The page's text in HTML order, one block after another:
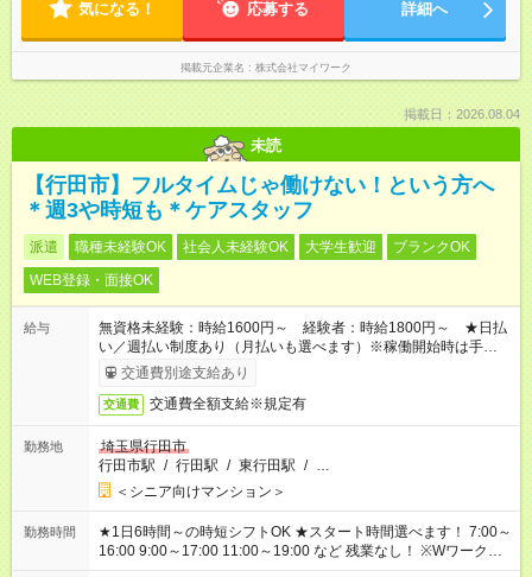
気になる！ 応募する 詳細へ
掲載元企業名 株式会社マイワーク
掲載日：2026.08.04
未読
【行田市】フルタイムじゃ働けない！という方へ
＊週3や時短も＊ケアスタッフ
派遣 職種未経験OK 社会人未経験OK 大学生歓迎
ブランクOK
WEB登録・面接OK
給与
無資格未経験：時給1600円～ 経験者：時給1800円～ ★日払
い／週払い制度あり（月払いも選べます）※稼働開始時は手続き
完了次第のお支払いとなります。
交通費別途支給あり
交通費 交通費全額支給※規定有
勤務地
埼玉県行田市
行田市駅 / 行田駅 / 東行田駅 / …
＜シニア向けマンション＞
勤務時間
★1日6時間～の時短シフトOK ★スタート時間選べます！ 7:00～
16:00 9:00～17:00 11:00～19:00 など 残業なし！ ※Wワークの
場合、他のお仕事と合わせ週40時間超の就業はご案内できませ